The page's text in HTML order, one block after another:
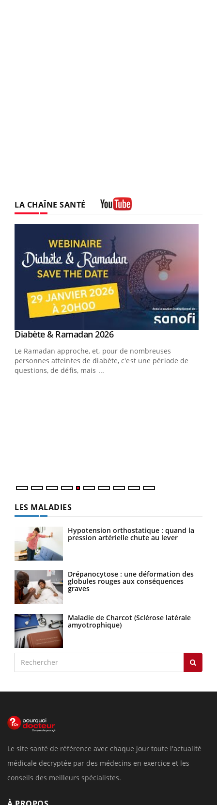
LA CHAÎNE SANTÉ
Youtube
Diabète & Ramadan 2026Youtube
Le Ramadan approche, et, pour de nombreuses
personnes atteintes de diabète, c'est une période de
questions, de défis, mais ...
LES MALADIES
Hypotension orthostatique : quand la
pression artérielle chute au lever
Drépanocytose : une déformation des
globules rouges aux conséquences
graves
Maladie de Charcot (Sclérose latérale
amyotrophique)
Le site santé de référence avec chaque jour toute l'actualité
médicale decryptée par des médecins en exercice et les
conseils des meilleurs spécialistes.